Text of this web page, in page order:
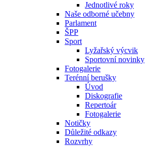
Jednotlivé roky
Naše odborné učebny
Parlament
ŠPP
Sport
Lyžařský výcvik
Sportovní novinky
Fotogalerie
Terénní berušky
Úvod
Diskografie
Repertoár
Fotogalerie
Notičky
Důležité odkazy
Rozvrhy